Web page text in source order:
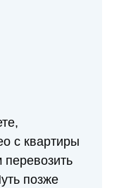
с квартиры
позже